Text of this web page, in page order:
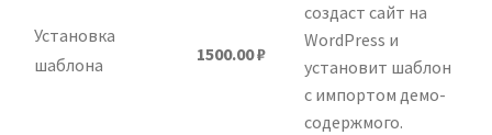
Установка
шаблона
1500.00₽
создаст сайт на
WordPress и
установит шаблон
с импортом демо-
содержмого.